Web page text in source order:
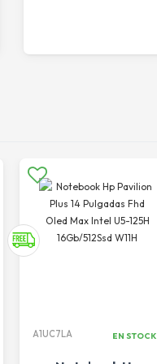
A1UC7LA EN STOCK